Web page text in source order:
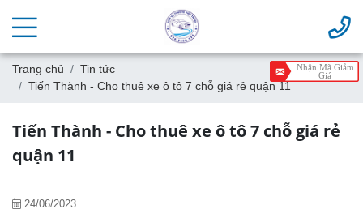
Trang chủ
Tin tức
Tiến Thành - Cho thuê xe ô tô 7 chỗ giá rẻ quận 11
Tiến Thành - Cho thuê xe ô tô 7 chỗ giá rẻ
quận 11
24/06/2023
Nhận Mã Giảm
Giá